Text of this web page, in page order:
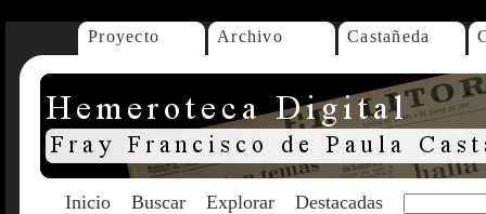
Proyecto Archivo Castañeda
Inicio Buscar Explorar Destacadas